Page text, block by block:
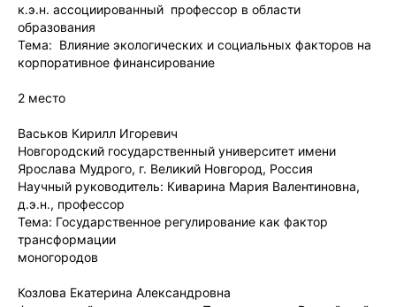
к.э.н. ассоциированный профессор в области
образования
Тема: Влияние экологических и социальных факторов на
корпоративное финансирование
2 место
Васьков Кирилл Игоревич
Новгородский государственный университет имени
Ярослава Мудрого, г. Великий Новгород, Россия
Научный руководитель: Киварина Мария Валентиновна,
д.э.н., профессор
Тема: Государственное регулирование как фактор
трансформации
моногородов
Козлова Екатерина Александровна